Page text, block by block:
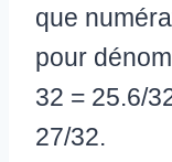
que
pour
32 = 25.6/
27/32.